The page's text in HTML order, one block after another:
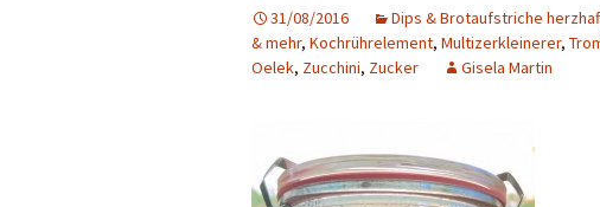
31/08/2016 Dips & Brotaufstriche
& mehr, Kochrührelement, Multizerkleinerer,
Oelek, Zucchini, Zucker Gisela Martin